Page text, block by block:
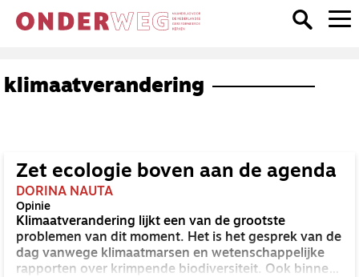
klimaatverandering
Zet ecologie boven aan de agenda
DORINA NAUTA
Opinie
Klimaatverandering lijkt een van de grootste
problemen van dit moment. Het is het gesprek van de
dag vanwege klimaatmarsen en wetenschappelijke
rapporten over krimpende biodiversiteit. Ook binnen